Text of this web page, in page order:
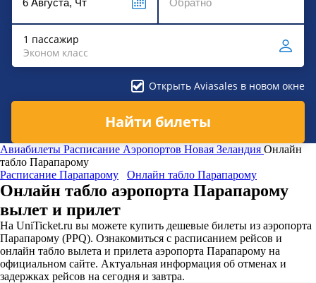
1 пассажир
Эконом класс
Открыть Aviasales в новом окне
Найти билеты
Авиабилеты Расписание Аэропортов Новая Зеландия Онлайн
табло Парапарому
Расписание Парапарому
Онлайн табло Парапарому
Онлайн табло аэропорта Парапарому
вылет и прилет
На UniTicket.ru вы можете купить дешевые билеты из аэропорта
Парапарому (PPQ). Ознакомиться с расписанием рейсов и
онлайн табло вылета и прилета аэропорта Парапарому на
официальном сайте. Актуальная информация об отменах и
задержках рейсов на сегодня и завтра.